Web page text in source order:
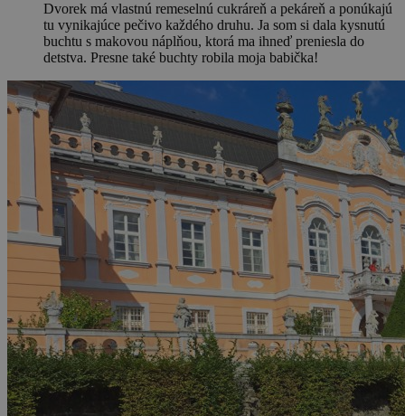
Dvorek má vlastnú remeselnú cukráreň a pekáreň a ponúkajú
tu vynikajúce pečivo každého druhu. Ja som si dala kysnutú
buchtu s makovou náplňou, ktorá ma ihneď preniesla do
detstva. Presne také buchty robila moja babička!